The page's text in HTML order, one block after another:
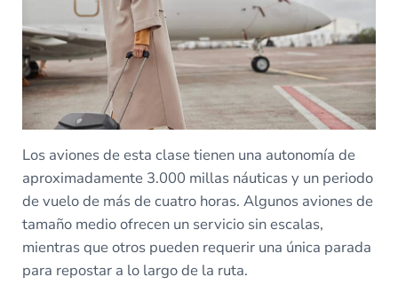
Los aviones de esta clase tienen una autonomía de
aproximadamente 3.000 millas náuticas y un periodo
de vuelo de más de cuatro horas. Algunos aviones de
tamaño medio ofrecen un servicio sin escalas,
mientras que otros pueden requerir una única parada
para repostar a lo largo de la ruta.